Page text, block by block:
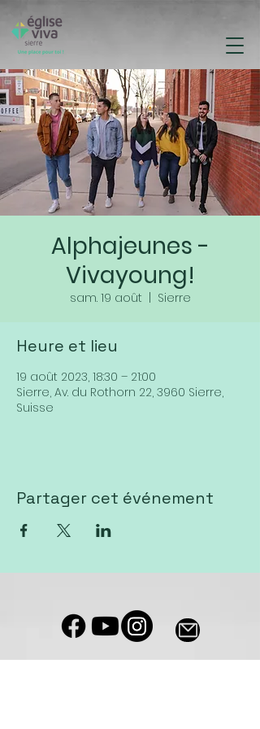
Alphajeunes -
Vivayoung!
sam. 19 août Sierre
Heure et lieu
19 août 2023, 18:30 – 21:00
Sierre, Av. du Rothorn 22, 3960 Sierre,
Suisse
Partager cet événement